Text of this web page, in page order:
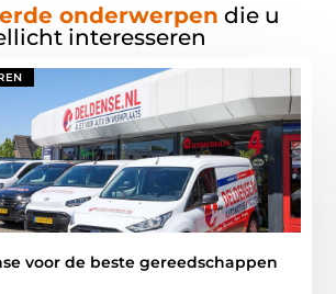
onderwerpen die u
interesseren
voor de beste gereedschappen